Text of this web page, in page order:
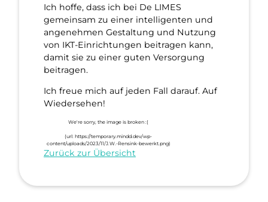
Ich hoffe, dass ich bei De LIMES
gemeinsam zu einer intelligenten und
angenehmen Gestaltung und Nutzung
von IKT-Einrichtungen beitragen kann,
damit sie zu einer guten Versorgung
beitragen.
Ich freue mich auf jeden Fall darauf. Auf
Wiedersehen!
Zurück zur Übersicht